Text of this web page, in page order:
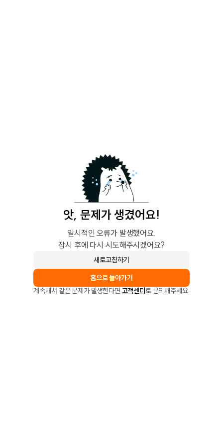
앗, 문제가 생겼어요!
일시적인 오류가 발생했어요.
잠시 후에 다시 시도해주시겠어요?
새로고침하기
홈으로 돌아가기
계속해서 같은 문제가 발생한다면 고객센터로 문의해주세요.